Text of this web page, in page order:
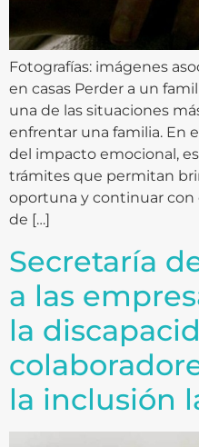
Fotografías: imágenes
en casas Perder a un
una de las situaciones
enfrentar una familia. En
del impacto emocional,
trámites que permitan
oportuna y continuar con
de […]
Secretaría
a las
la
la inclusión